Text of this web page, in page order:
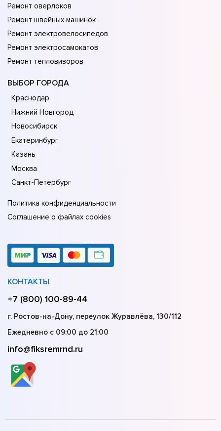
Ремонт оверлоков
Ремонт швейных машинок
Ремонт электровелосипедов
Ремонт электросамокатов
Ремонт тепловизоров
ВЫБОР ГОРОДА
Краснодар
Нижний Новгород
Новосибирск
Екатеринбург
Казань
Москва
Санкт-Петербург
Политика конфиденциальности
Соглашение о файлах cookies
КОНТАКТЫ
+7 (800) 100-89-44
г. Ростов-на-Дону, переулок Журавлёва, 130/112
Ежедневно с 09:00 до 21:00
info@fiksremrnd.ru